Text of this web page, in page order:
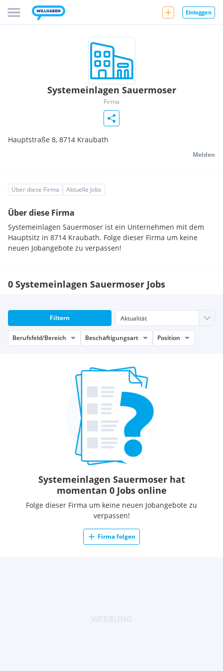
Einloggen
Systemeinlagen Sauermoser
Firma
Hauptstraße 8, 8714 Kraubath
Melden
Über diese Firma Aktuelle Jobs
Über diese Firma
Systemeinlagen Sauermoser ist ein Unternehmen mit dem
Hauptsitz in 8714 Kraubath. Folge dieser Firma um keine
neuen Jobangebote zu verpassen!
0 Systemeinlagen Sauermoser Jobs
Filtern
Berufsfeld/Bereich Beschäftigungsart Position
Systemeinlagen Sauermoser hat
momentan 0 Jobs online
Folge dieser Firma um keine neuen Jobangebote zu
verpassen!
Firma folgen